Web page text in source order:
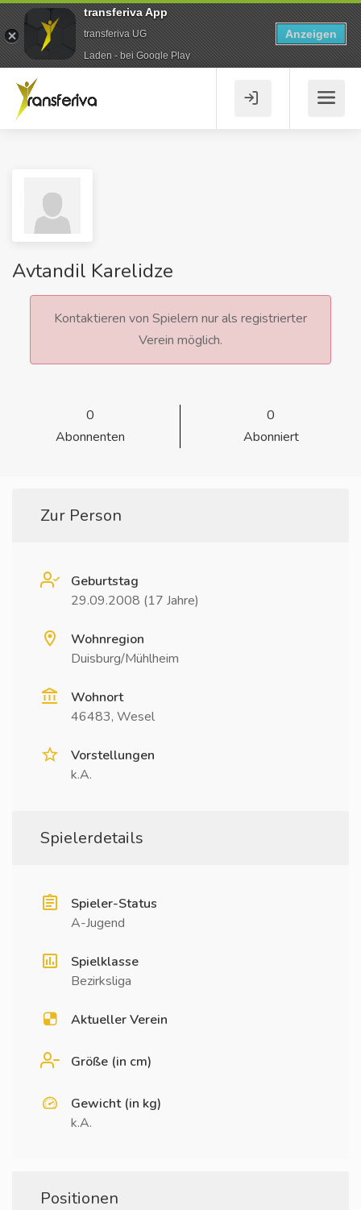
Avtandil Karelidze
Kontaktieren von Spielern nur als registrierter
Verein möglich.
0
Abonnenten
0
Abonniert
Zur Person
Geburtstag
29.09.2008 (17 Jahre)
Wohnregion
Duisburg/Mühlheim
Wohnort
46483, Wesel
Vorstellungen
k.A.
Spielerdetails
Spieler-Status
A-Jugend
Spielklasse
Bezirksliga
Aktueller Verein
Größe (in cm)
Gewicht (in kg)
k.A.
Positionen
transferiva App
transferiva UG
Laden - bei Google Play
Anzeigen